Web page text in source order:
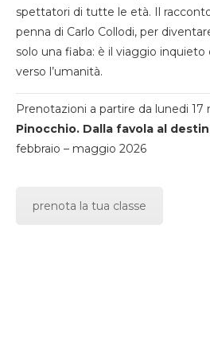
spettatori di tutte le età. Il
penna di Carlo Collodi, per
solo una fiaba: è il viaggio inquieto
verso l’umanità.
Prenotazioni a partire da lunedi 17
Pinocchio. Dalla favola al
febbraio – maggio 2026
prenota la tua classe